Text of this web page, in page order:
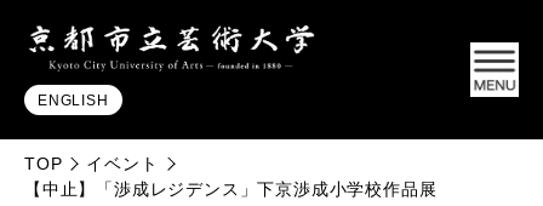
ENGLISH
TOP
イベント
【中止】「渉成レジデンス」下京渉成小学校作品展